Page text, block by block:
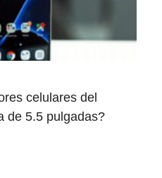
celulares del
de 5.5 pulgadas?